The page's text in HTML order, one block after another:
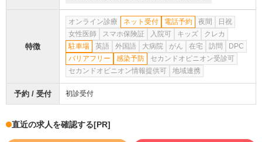
特徴
オンライン診療 ネット受付 電話予約 夜間
日祝
女性医師
スマホ保険証 入院可 キッズ
クレカ
駐車場
英語 外国語 大病院 がん 在宅 訪問
DPC
バリアフリー
感染予防
セカンドオピニオン受診可
セカンドオピニオン情報提供可
地域連携
予約 / 受付 初診受付
直近の求人を確認する[PR]